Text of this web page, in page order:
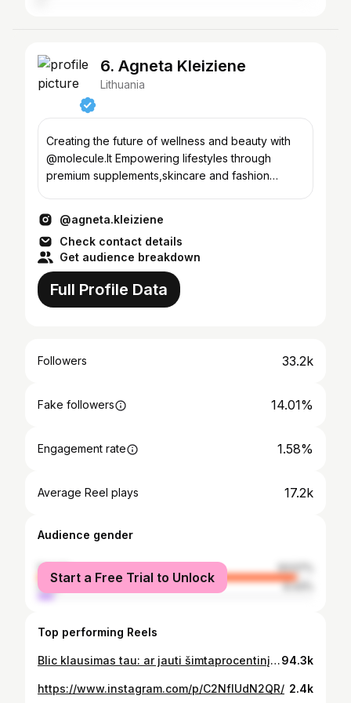
6. Agneta Kleiziene
Lithuania
Creating the future of wellness and beauty with
@molecule.lt Empowering lifestyles through
premium supplements,skincare and fashion
@agneta.kleiziene
Check contact details
Get audience breakdown
Full Profile Data
Followers 33.2k
Fake followers 14.01%
Engagement rate 1.58%
Average Reel plays 17.2k
Audience gender
female
93.57%
male
6.43%
Start a Free Trial to Unlock
Top performing Reels
Blic klausimas tau: ar jauti šimtaprocentinį balansą savo gyvenime? Jei intuityviai mintyse atsakei ne, atsidūrei tinkamoje vietoje. Man būtent šis žodis pats pirmas atėjo į galvą po pokalbio su @agneta.kleiziene . Ir ne, tai nėra tik apie santykį tarp darbo ir asmeninio gyvenimo. Jos mintys tokio platumo, asmeninė ir profesinė patirtis tokia vertinga, kad šviežio vėjo gūsį į gyvenimą įneš ne vienam. Nuo to, ką reiškia būti krepšininko žmona iki sėkmingo verslo @molecule.lt įkūrimo, nuo vaikų auginimo iki naujų projektų, studijų, šiandien stipriai eskaluojamų ilgaamžiškumo, papildų, kūno pozityvumo temų. Beje, jomis ji turi tikrai ryškią nuomonę, paremtą žiniomis, tad bus įdomu daugeliui. 🔵 Kviečiu prisijungti į PIN premjerą jau šį sekmadienį, kovo 3 d., 19:00. #PradėkIšNaujo #PIN #PINpodkastas #AurimasIšNaujo #AgnetaKleizienė #Lietuva #Ilgaamžiškumas #Papildai #Šeima #Krepšinis #Mityba #Sportas #Verslas94.3k
https://www.instagram.com/p/C2NflUdN2QR/ 2.4k